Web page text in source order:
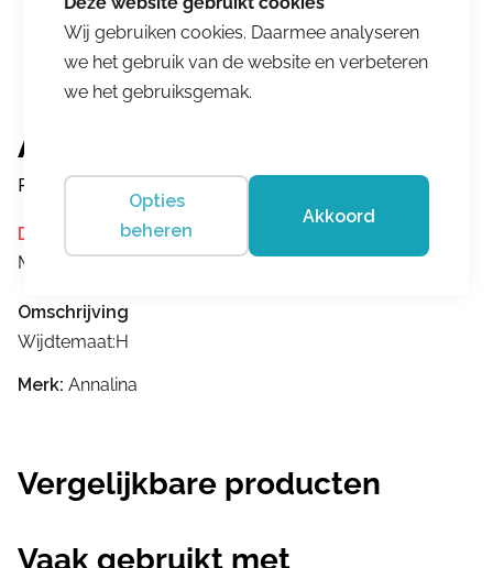
Annalina
Pascalle 4307/02 blue
Dit product is momenteel niet op voorraad.
Merk:
Annalina
Omschrijving
Wijdtemaat:H
Merk: Annalina
Vergelijkbare producten
Vaak gebruikt met
Wij gebruiken cookies. Daarmee analyseren
we het gebruik van de website en verbeteren
we het gebruiksgemak.
Opties
beheren
Akkoord